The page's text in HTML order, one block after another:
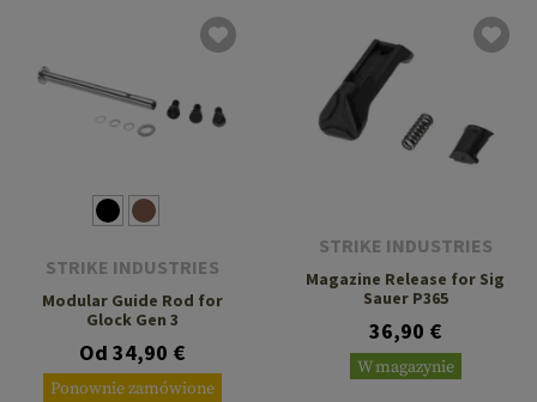
STRIKE INDUSTRIES
Modular Guide Rod for
Glock Gen 3
Od 34,90 €
Ponownie zamówione
STRIKE INDUSTRIES
Magazine Release for Sig
Sauer P365
36,90 €
W magazynie